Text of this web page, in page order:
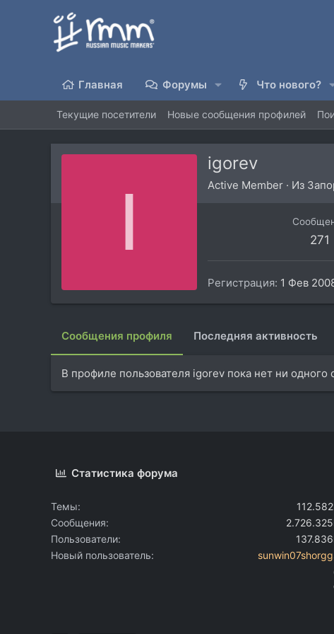
Главная Форумы Что нового?
Текущие посетители Новые сообщения профилей
I
igorev
Active Member · Из
271
Регистрация 1 Фев
Сообщения профиля Последняя активность
В профиле пользователя igorev пока нет ни одного
Статистика форума
Темы
112.582
Сообщения
2.726.325
Пользователи
137.836
Новый пользователь
sunwin07shorgg